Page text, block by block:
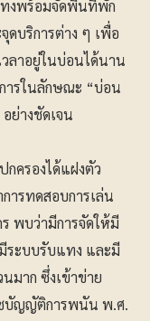
ทงพร้อมจัดพื้นที่พัก
ดบริการต่าง ๆ เพื่อ
ลาอยู่ในบ่อนได้นาน
ารในลักษณะ “บ่อน
ย่างชัดเจน
ครองได้แฝงตัว
ารทดสอบการเล่น
พบว่ามีการจัดให้มี
ระบบรับแทง และมี
มาก ซึ่งเข้าข่าย
บัญญัติการพนัน พ.ศ.